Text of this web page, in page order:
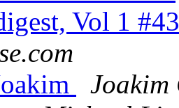
Vol 1
Joakim